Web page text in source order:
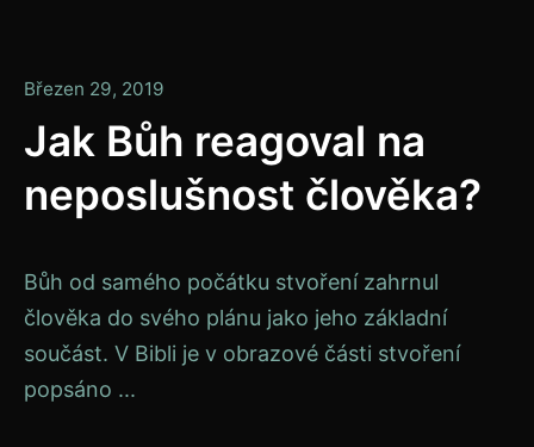
Březen 29, 2019
2019
Jak Bůh reagoval na
neposlušnost člověka?
Bůh od samého počátku stvoření zahrnul
člověka do svého plánu jako jeho základní
součást. V Bibli je v obrazové části stvoření
popsáno ...